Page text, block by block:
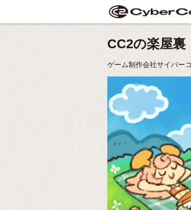
CC2の楽屋裏
ゲーム制作会社サイバー